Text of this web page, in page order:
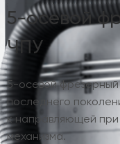
5-осевой
ЧПУ
5-осевой
последнего
к направляющей
механизма.